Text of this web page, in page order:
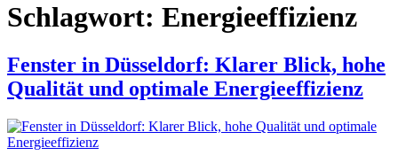
Schlagwort: Energieeffizienz
Fenster in Düsseldorf: Klarer Blick, hohe
Qualität und optimale Energieeffizienz